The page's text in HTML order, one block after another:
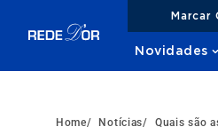
Marcar
Novidades
Home/ Notícias/ Quais são